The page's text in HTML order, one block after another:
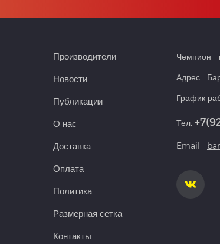
Производители
Новости
Публикации
О нас
Доставка
Оплата
Политика
Размерная сетка
Контакты
Чемпион -
Адрес
График
Тел.
Email